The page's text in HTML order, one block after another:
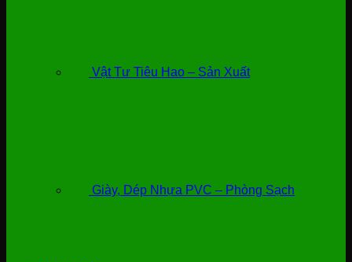
Vật Tư Tiêu Hao – Sản Xuất
Giày, Dép Nhựa PVC – Phòng Sạch